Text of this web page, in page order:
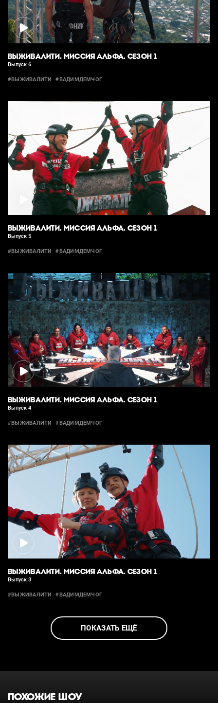
ВЫЖИВАЛИТИ. МИССИЯ АЛЬФА. СЕЗОН 1
Выпуск 6
#ВЫЖИВАЛИТИ #ВАДИМДЕМЧОГ
ВЫЖИВАЛИТИ. МИССИЯ АЛЬФА. СЕЗОН 1
Выпуск 5
#ВЫЖИВАЛИТИ #ВАДИМДЕМЧОГ
ВЫЖИВАЛИТИ. МИССИЯ АЛЬФА. СЕЗОН 1
Выпуск 4
#ВЫЖИВАЛИТИ #ВАДИМДЕМЧОГ
ВЫЖИВАЛИТИ. МИССИЯ АЛЬФА. СЕЗОН 1
Выпуск 3
#ВЫЖИВАЛИТИ #ВАДИМДЕМЧОГ
ПОКАЗАТЬ ЕЩЁ
ПОХОЖИЕ ШОУ